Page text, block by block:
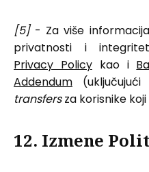
[5]- Za više
privatnosti i
Privacy Policykao i
Addendum
transfersza korisnike koji
12. Izmene